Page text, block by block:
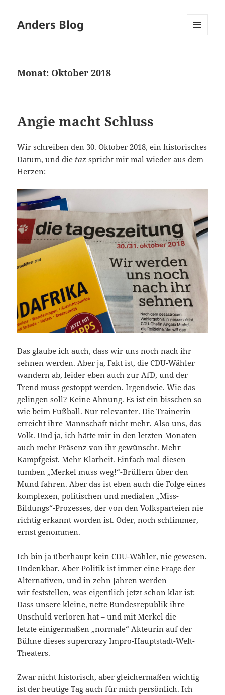
Anders Blog
Monat: Oktober 2018
Angie macht Schluss
Wir schreiben den 30. Oktober 2018, ein historisches
Datum, und die taz spricht mir mal wieder aus dem
Herzen:
Das glaube ich auch, dass wir uns noch nach ihr
sehnen werden. Aber ja, Fakt ist, die CDU-Wähler
wandern ab, leider eben auch zur AfD, und der
Trend muss gestoppt werden. Irgendwie. Wie das
gelingen soll? Keine Ahnung. Es ist ein bisschen so
wie beim Fußball. Nur relevanter. Die Trainerin
erreicht ihre Mannschaft nicht mehr. Also uns, das
Volk. Und ja, ich hätte mir in den letzten Monaten
auch mehr Präsenz von ihr gewünscht. Mehr
Kampfgeist. Mehr Klarheit. Einfach mal diesen
tumben „Merkel muss weg!“-Brüllern über den
Mund fahren. Aber das ist eben auch die Folge eines
komplexen, politischen und medialen „Miss-
Bildungs“-Prozesses, der von den Volksparteien nie
richtig erkannt worden ist. Oder, noch schlimmer,
ernst genommen.
Ich bin ja überhaupt kein CDU-Wähler, nie gewesen.
Undenkbar. Aber Politik ist immer eine Frage der
Alternativen, und in zehn Jahren werden
wir feststellen, was eigentlich jetzt schon klar ist:
Dass unsere kleine, nette Bundesrepublik ihre
Unschuld verloren hat – und mit Merkel die
letzte einigermaßen „normale“ Akteurin auf der
Bühne dieses supercrazy Impro-Hauptstadt-Welt-
Theaters.
Zwar nicht historisch, aber gleichermaßen wichtig
ist der heutige Tag auch für mich persönlich. Ich